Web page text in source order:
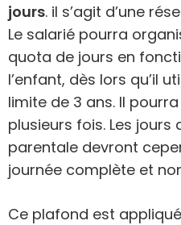
jours. il s’agit d’une
Le salarié pourra
quota de jours en
l’enfant, dès lors qu’il
limite de 3 ans. Il
plusieurs fois. Les
parentale devront
journée complète et
Ce plafond est